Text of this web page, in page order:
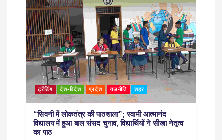
ट्रेंडिंग देश-विदेश प्रदेश राजनीति शहर
“सिवनी में लोकतंत्र की पाठशाला”; स्वामी आत्मानंद
विद्यालय में हुआ बाल संसद चुनाव, विद्यार्थियों ने सीखा नेतृत्व
का पाठ